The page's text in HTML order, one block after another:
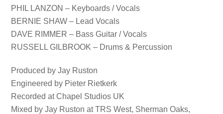
PHIL LANZON – Keyboards / Vocals
BERNIE SHAW – Lead Vocals
DAVE RIMMER – Bass Guitar / Vocals
RUSSELL GILBROOK – Drums & Percussion
Produced by Jay Ruston
Engineered by Pieter Rietkerk
Recorded at Chapel Studios UK
Mixed by Jay Ruston at TRS West, Sherman Oaks,